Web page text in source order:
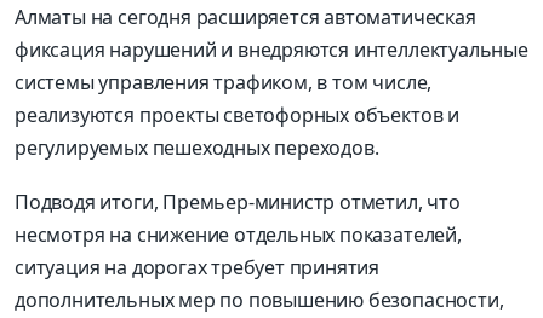
Алматы на сегодня расширяется автоматическая
фиксация нарушений и внедряются интеллектуальные
системы управления трафиком, в том числе,
реализуются проекты светофорных объектов и
регулируемых пешеходных переходов.
Подводя итоги, Премьер-министр отметил, что
несмотря на снижение отдельных показателей,
ситуация на дорогах требует принятия
дополнительных мер по повышению безопасности,